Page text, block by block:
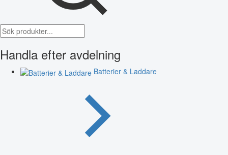
Handla efter avdelning
Batterier & Laddare